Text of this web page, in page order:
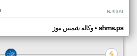
NJ93AI
وكالة شمس نيوز• shms.ps